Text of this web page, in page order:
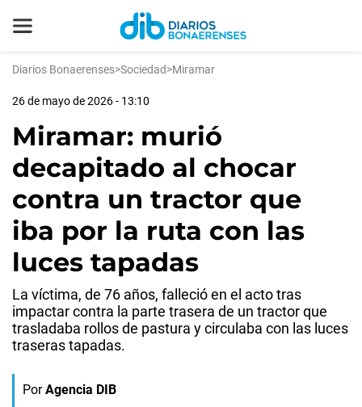
Diarios Bonaerenses>Sociedad>Miramar
26 de mayo de 2026 - 13:10
Miramar: murió
decapitado al chocar
contra un tractor que
iba por la ruta con las
luces tapadas
La víctima, de 76 años, falleció en el acto tras
impactar contra la parte trasera de un tractor que
trasladaba rollos de pastura y circulaba con las luces
traseras tapadas.
Por Agencia DIB